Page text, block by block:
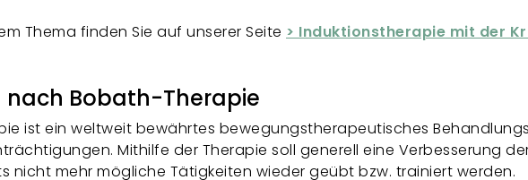
Thema finden Sie auf unserer Seite > Induktionstherapie mit der
nach Bobath-Therapie
ist ein weltweit bewährtes bewegungstherapeutisches
Mithilfe der Therapie soll generell eine Verbesserung
nicht mehr mögliche Tätigkeiten wieder geübt bzw. trainiert werden.